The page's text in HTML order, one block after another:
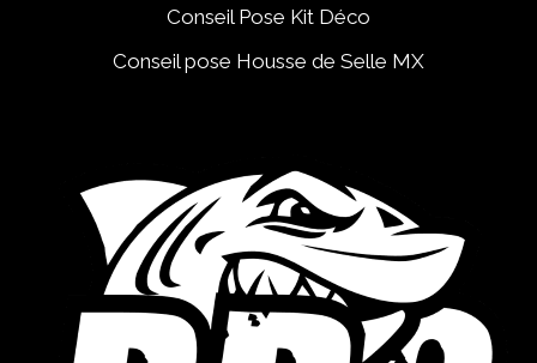
Conseil Pose Kit Déco
Conseil pose Housse de Selle MX